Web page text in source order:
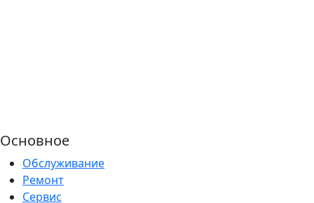
Основное
Обслуживание
Ремонт
Сервис